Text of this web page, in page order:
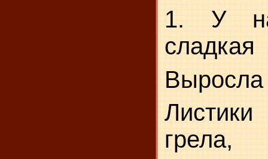
1. У
сладкая
Выросла
грела,